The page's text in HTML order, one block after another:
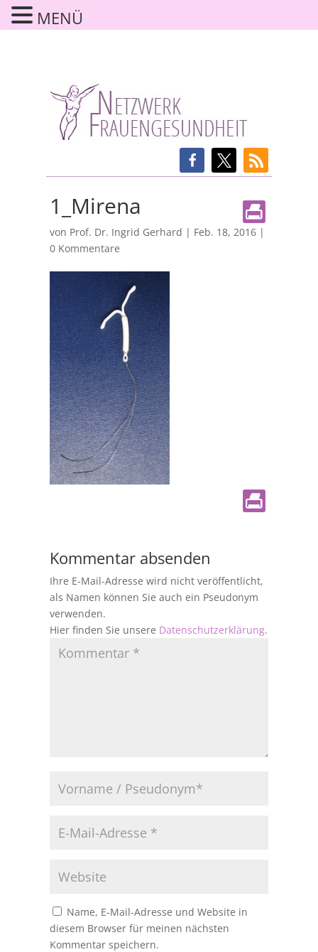
1_Mirena
von Prof. Dr. Ingrid Gerhard | Feb. 18, 2016|
0 Kommentare
Kommentar absenden
Ihre E-Mail-Adresse wird nicht veröffentlicht,
als Namen können Sie auch ein Pseudonym
verwenden.
Hier finden Sie unsere Datenschutzerklärung.
Name, E-Mail-Adresse und Website in
diesem Browser für meinen nächsten
Kommentar speichern.
MENÜ